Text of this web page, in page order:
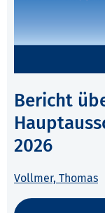
Bericht
2026
Vollmer, Thomas